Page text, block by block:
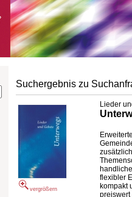
Suchergebnis zu
vergrößern
Lieder
flexibler
kompakt
preiswert